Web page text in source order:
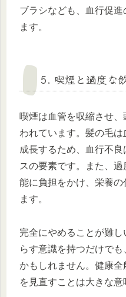
ブラシなども、血行促
ます。
5. 喫煙と過度な
喫煙は血管を収縮させ
われています。髪の毛
成長するため、血行不
スの要素です。また、
能に負担をかけ、栄養の
ます。
完全にやめることが難
らす意識を持つだけで
かもしれません。健康
を見直すことは大きな意